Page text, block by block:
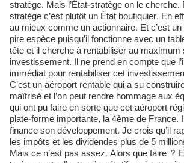
stratège. Mais l’État-stratège on le cherche.
stratège c’est plutôt un État boutiquier. En
au mieux comme un actionnaire. Et c’est
pire espèce puisqu’il fonctionne avec un
tête et il cherche à rentabiliser au maximum
investissement. Il ne prend en compte que
immédiat pour rentabiliser cet
C’est un aéroport rentable qui a su
maîtrisé et l’on peut rendre hommage aux
qui ont pu faire en sorte que cet aéroport
plate-forme importante, la 4ème de France.
finance son développement. Je crois qu’il
les impôts et les dividendes plus de 5
Mais ce n’est pas assez. Alors que faire ?